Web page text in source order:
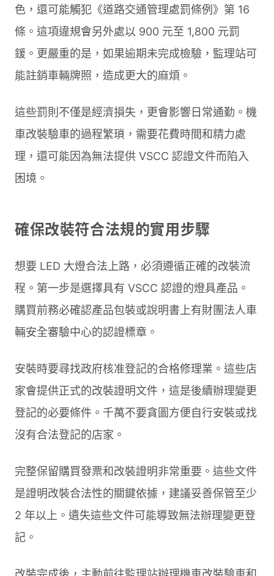
色，還可能觸犯《道路交通管理處罰條例》第 16
條。這項違規會另外處以 900 元至 1,800 元罰
鍰。更嚴重的是，如果逾期未完成檢驗，監理站可
能註銷車輛牌照，造成更大的麻煩。
這些罰則不僅是經濟損失，更會影響日常通勤。機
車改裝驗車的過程繁瑣，需要花費時間和精力處
理，還可能因為無法提供 VSCC 認證文件而陷入
困境。
確保改裝符合法規的實用步驟
想要 LED 大燈合法上路，必須遵循正確的改裝流
程。第一步是選擇具有 VSCC 認證的燈具產品。
購買前務必確認產品包裝或說明書上有財團法人車
輛安全審驗中心的認證標章。
安裝時要尋找政府核准登記的合格修理業。這些店
家會提供正式的改裝證明文件，這是後續辦理變更
登記的必要條件。千萬不要貪圖方便自行安裝或找
沒有合法登記的店家。
完整保留購買發票和改裝證明非常重要。這些文件
是證明改裝合法性的關鍵依據，建議妥善保管至少
2 年以上。遺失這些文件可能導致無法辦理變更登
記。